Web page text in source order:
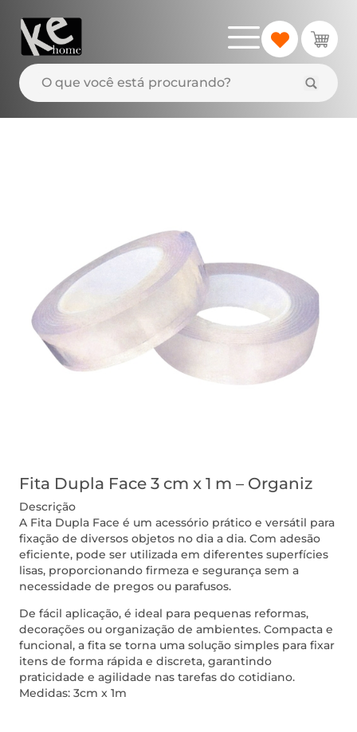
Fita Dupla Face 3 cm x 1 m – Organiz
Descrição
A Fita Dupla Face é um acessório prático e versátil para
fixação de diversos objetos no dia a dia. Com adesão
eficiente, pode ser utilizada em diferentes superfícies
lisas, proporcionando firmeza e segurança sem a
necessidade de pregos ou parafusos.
De fácil aplicação, é ideal para pequenas reformas,
decorações ou organização de ambientes. Compacta e
funcional, a fita se torna uma solução simples para fixar
itens de forma rápida e discreta, garantindo
praticidade e agilidade nas tarefas do cotidiano.
Medidas: 3cm x 1m